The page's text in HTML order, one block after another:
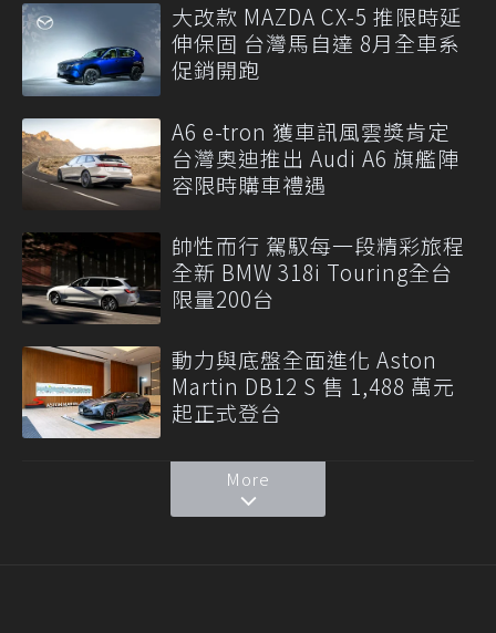
大改款 MAZDA CX-5 推限時延
伸保固 台灣馬自達 8月全車系
促銷開跑
A6 e-tron 獲車訊風雲獎肯定
台灣奧迪推出 Audi A6 旗艦陣
容限時購車禮遇
帥性而行 駕馭每一段精彩旅程
全新 BMW 318i Touring全台
限量200台
動力與底盤全面進化 Aston
Martin DB12 S 售 1,488 萬元
起正式登台
More